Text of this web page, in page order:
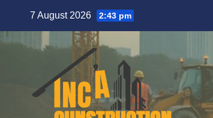
content
7 August 2026 2:43 pm